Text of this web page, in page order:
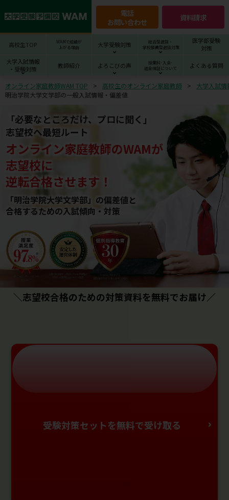
電話
お問い合わせ
資料請求
高校生TOP
WAMで成績が
上がる理由
大学受験対策
総合型選抜・
学校推薦型選抜対策
医学部受験
対策
大学入試情報
・受験対策
教師紹介 よろこびの声
授業料･入会･
返金保証について
よくある質問
オンライン家庭教師WAM TOP 高校生のオンライン家庭教師
大学入試
明治学院大学文学部の一般入試情報・偏差値
「必要なところだけ、プロに聞く」
志望校へ最短ルート
オンライン家庭教師のWAMが
志望校に
逆転合格させます！
「明治学院大学文学部」の偏差値と
合格するための⼊試傾向・対策
＼志望校合格のための対策資料を無料でお届け／
受験対策セットを無料で受け取る